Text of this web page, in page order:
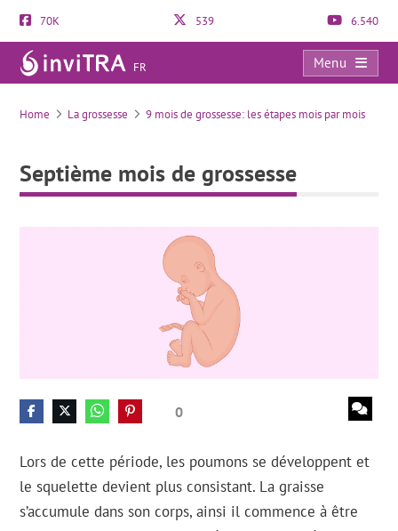
70K 539 6.540
FR
Menu
Septième mois de grossesse
Home La grossesse 9 mois de grossesse: les étapes mois par mois
Septième mois de grossesse
0
Lors de cette période, les poumons se développent et
le squelette devient plus consistant. La graisse
s’accumule dans son corps, ainsi il commence à être